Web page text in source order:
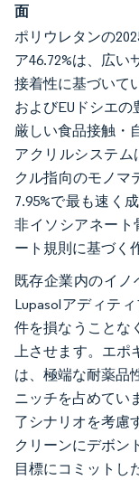
面
ポリウレタンの
ア46.72%は、広
接着性に基づいて
およびEUドシエ
厳しい食品接触・
アクリルシステム
クル指向のモノマ
7.95%で最も速く
非イソシアネート
ート規則に基づく
既存企業内のイノ
Lupasolアディテ
件を損なうことな
上させます。エポ
は、極端な耐薬品
ニッチを占めてい
了シナリオを考慮
クリーンにデボン
目標にコミットし